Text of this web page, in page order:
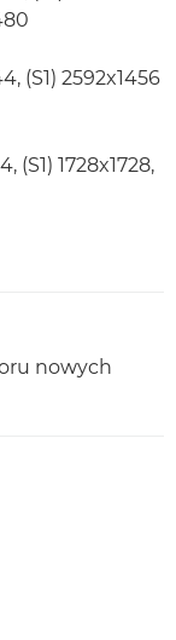
(S1) 2592x1456
(S1) 1728x1728,
nowych